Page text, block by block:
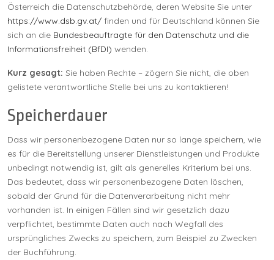
Österreich die Datenschutzbehörde, deren Website Sie unter
https://www.dsb.gv.at/ finden und für Deutschland können Sie
sich an die Bundesbeauftragte für den Datenschutz und die
Informationsfreiheit (BfDI) wenden.
Kurz gesagt: Sie haben Rechte – zögern Sie nicht, die oben
gelistete verantwortliche Stelle bei uns zu kontaktieren!
Speicherdauer
Dass wir personenbezogene Daten nur so lange speichern, wie
es für die Bereitstellung unserer Dienstleistungen und Produkte
unbedingt notwendig ist, gilt als generelles Kriterium bei uns.
Das bedeutet, dass wir personenbezogene Daten löschen,
sobald der Grund für die Datenverarbeitung nicht mehr
vorhanden ist. In einigen Fällen sind wir gesetzlich dazu
verpflichtet, bestimmte Daten auch nach Wegfall des
ursprüngliches Zwecks zu speichern, zum Beispiel zu Zwecken
der Buchführung.